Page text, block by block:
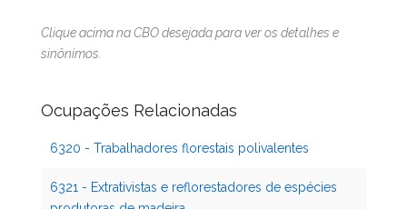
Clique acima na CBO desejada para ver os detalhes e
sinônimos.
Ocupações Relacionadas
6320 - Trabalhadores florestais polivalentes
6321 - Extrativistas e reflorestadores de espécies